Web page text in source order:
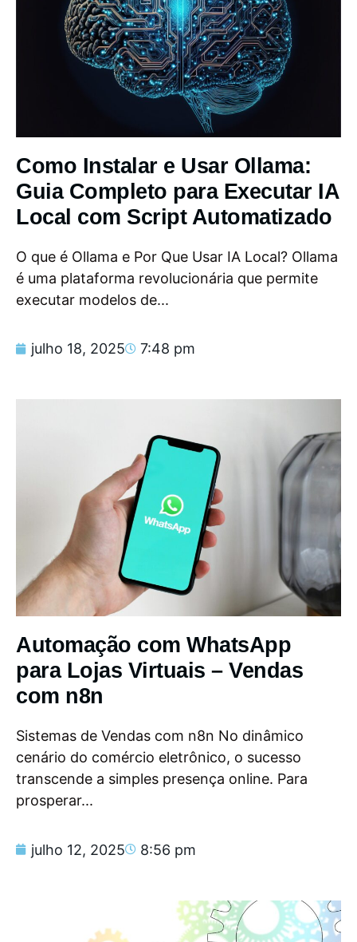
Como Instalar e Usar Ollama:
Guia Completo para Executar IA
Local com Script Automatizado
O que é Ollama e Por Que Usar IA Local? Ollama
é uma plataforma revolucionária que permite
executar modelos de...
julho 18, 2025 7:48 pm
Automação com WhatsApp
para Lojas Virtuais – Vendas
com n8n
Sistemas de Vendas com n8n No dinâmico
cenário do comércio eletrônico, o sucesso
transcende a simples presença online. Para
prosperar...
julho 12, 2025 8:56 pm